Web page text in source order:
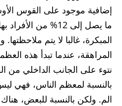
إضافية موجود على القوس
ما يصل إلى 12% من
المبكرة، غالبا لا يتم
المراهقة، عندما تبدأ هذه
نتوء على الجانب الداخلي من
بالنسبة لمعظم الناس، فهي
الم. ولكن بالنسبة للبعض،